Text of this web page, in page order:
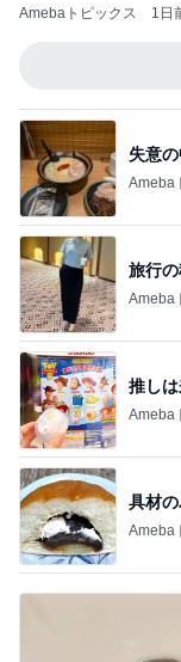
Amebaトピックス 1日
失意
Ameba
旅行
Ameba
推し
Ameba
具材
Ameba